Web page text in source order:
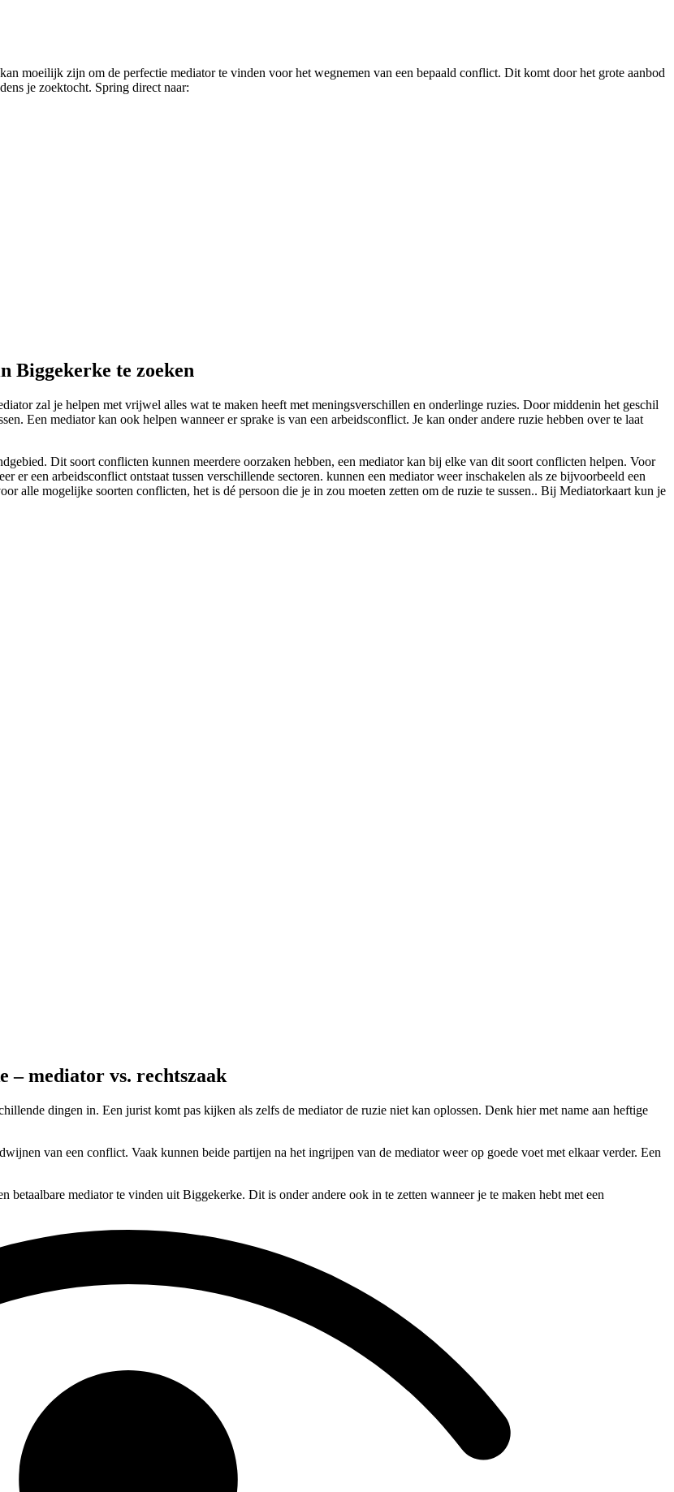
moeilijk zijn om de perfectie mediator te vinden voor het wegnemen van een bepaald conflict. Dit komt door het grote aanbod
je zoektocht. Spring direct naar:
Biggekerke te zoeken
zal je helpen met vrijwel alles wat te maken heeft met meningsverschillen en onderlinge ruzies. Door middenin het geschil
Een mediator kan ook helpen wanneer er sprake is van een arbeidsconflict. Je kan onder andere ruzie hebben over te laat
Dit soort conflicten kunnen meerdere oorzaken hebben, een mediator kan bij elke van dit soort conflicten helpen. Voor
er een arbeidsconflict ontstaat tussen verschillende sectoren. kunnen een mediator weer inschakelen als ze bijvoorbeeld een
alle mogelijke soorten conflicten, het is dé persoon die je in zou moeten zetten om de ruzie te sussen.. Bij Mediatorkaart kun je
– mediator vs. rechtszaak
dingen in. Een jurist komt pas kijken als zelfs de mediator de ruzie niet kan oplossen. Denk hier met name aan heftige
van een conflict. Vaak kunnen beide partijen na het ingrijpen van de mediator weer op goede voet met elkaar verder. Een
betaalbare mediator te vinden uit Biggekerke. Dit is onder andere ook in te zetten wanneer je te maken hebt met een